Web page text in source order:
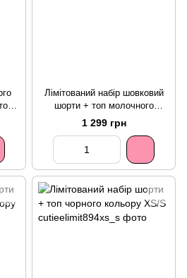
Лімітований набір шовковий
шорти + топ молочного
кольору XS/S
1 299 грн